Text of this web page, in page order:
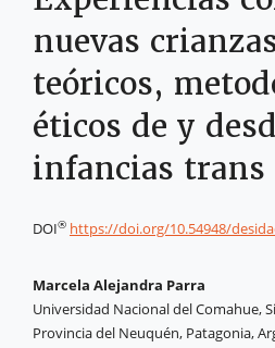
nuevas
teóricos,
éticos de y
infancias trans
DOI® https://doi.org/10.54948/
Marcela Alejandra Parra
Universidad Nacional del Comahue,
Provincia del Neuquén, Patagonia,